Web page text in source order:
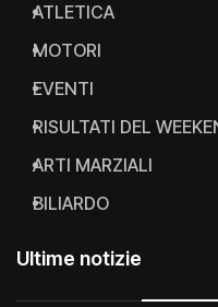
ATLETICA
MOTORI
EVENTI
RISULTATI DEL
ARTI MARZIALI
BILIARDO
Ultime notizie